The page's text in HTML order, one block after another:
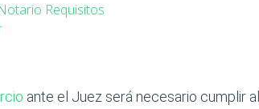
Requisitos
ante el Juez será necesario cumplir